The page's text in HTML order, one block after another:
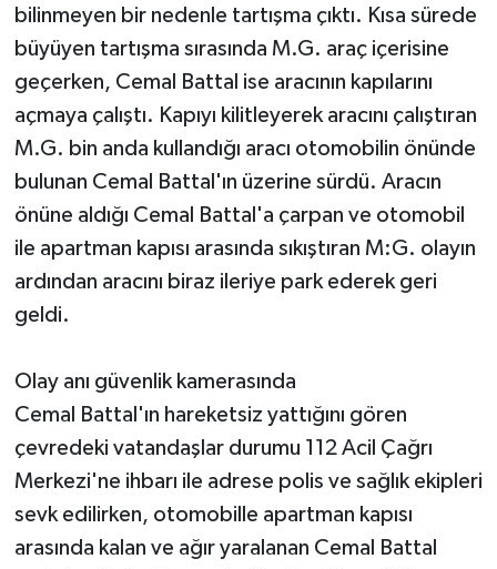
bilinmeyen bir nedenle tartışma çıktı. Kısa sürede
büyüyen tartışma sırasında M.G. araç içerisine
geçerken, Cemal Battal ise aracının kapılarını
açmaya çalıştı. Kapıyı kilitleyerek aracını çalıştıran
M.G. bin anda kullandığı aracı otomobilin önünde
bulunan Cemal Battal'ın üzerine sürdü. Aracın
önüne aldığı Cemal Battal'a çarpan ve otomobil
ile apartman kapısı arasında sıkıştıran M:G. olayın
ardından aracını biraz ileriye park ederek geri
geldi.
Olay anı güvenlik kamerasında
Cemal Battal'ın hareketsiz yattığını gören
çevredeki vatandaşlar durumu 112 Acil Çağrı
Merkezi'ne ihbarı ile adrese polis ve sağlık ekipleri
sevk edilirken, otomobille apartman kapısı
arasında kalan ve ağır yaralanan Cemal Battal